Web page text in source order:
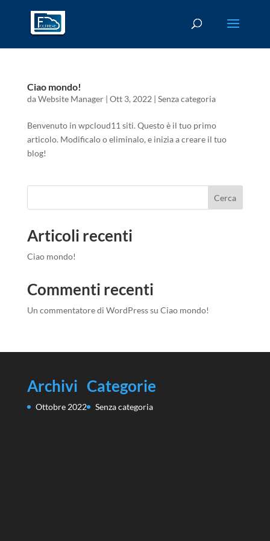
Ciao mondo!
daWebsite Manager| Ott 3, 2022 | Senza categoria
Benvenuto in wpcloud11 siti. Questo è il tuo primo
articolo. Modificalo o eliminalo, e inizia a creare il tuo
blog!
Cerca
Articoli recenti
Ciao mondo!
Commenti recenti
Un commentatore di WordPresssu Ciao mondo!
Archivi
Ottobre 2022
Categorie
Senza categoria